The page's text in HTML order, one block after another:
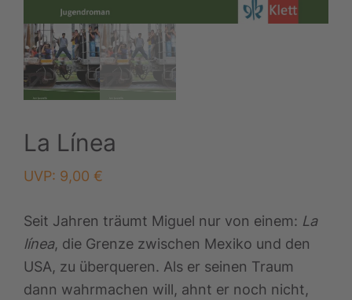
La Línea
UVP: 9,00 €
Seit Jahren träumt Miguel nur von einem: La
línea, die Grenze zwischen Mexiko und den
USA, zu überqueren. Als er seinen Traum
dann wahrmachen will, ahnt er noch nicht,